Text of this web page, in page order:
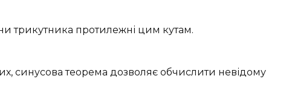
трикутника протилежні цим кутам.
синусова теорема дозволяє обчислити невідому